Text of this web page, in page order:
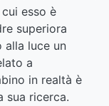
esso è
superiora
alla luce un
a
in realtà è
sua ricerca.